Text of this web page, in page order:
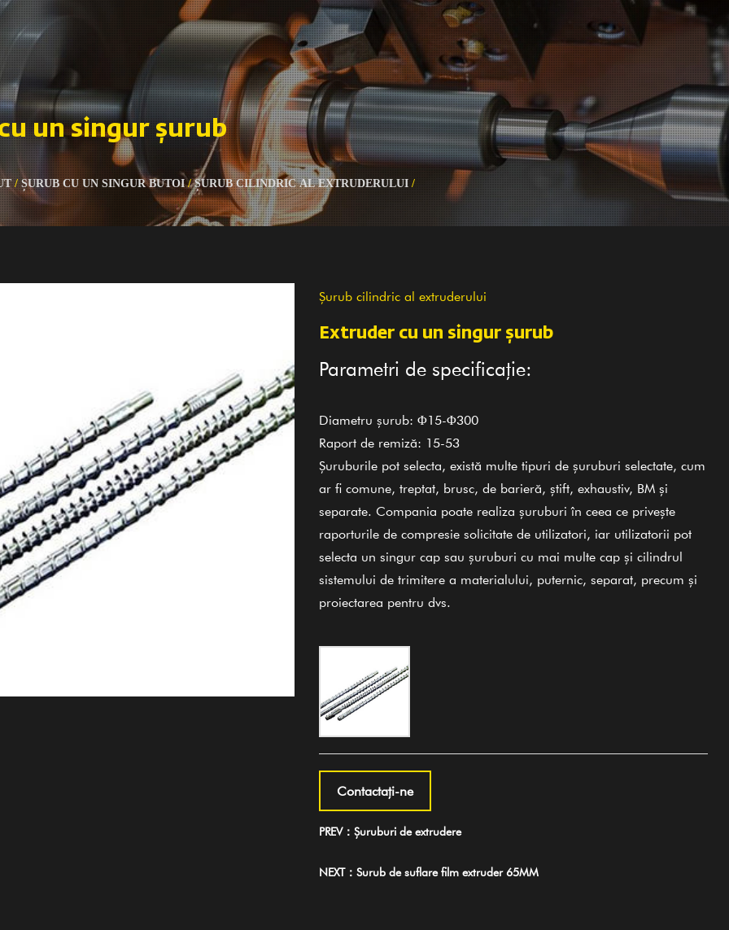
un singur șurub
/ȘURUB CU UN SINGUR BUTOI/ȘURUB CILINDRIC AL EXTRUDERULUI/
Șurub cilindric al extruderului
Extruder cu un singur șurub
Parametri de specificație:
Diametru șurub: Φ15-Φ300
Raport de remiză: 15-53
Șuruburile pot selecta, există multe tipuri de șuruburi selectate, cum
ar fi comune, treptat, brusc, de barieră, știft, exhaustiv, BM și
separate. Compania poate realiza șuruburi în ceea ce privește
raporturile de compresie solicitate de utilizatori, iar utilizatorii pot
selecta un singur cap sau șuruburi cu mai multe cap și cilindrul
sistemului de trimitere a materialului, puternic, separat, precum și
proiectarea pentru dvs.
Contactaţi-ne
PREV：Șuruburi de extrudere
NEXT：Surub de suflare film extruder 65MM